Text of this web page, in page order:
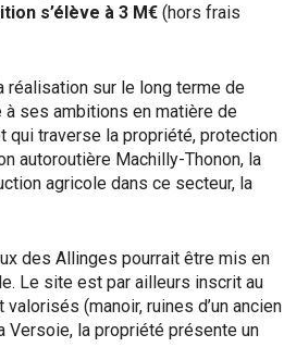
s’élève à 3 M€(hors frais
sur le long terme de
ses ambitions en matière de
qui traverse la propriété, protection
autoroutière Machilly-Thonon, la
agricole dans ce secteur, la
des Allinges pourrait être mis en
Le site est par ailleurs inscrit au
(manoir, ruines d’un ancien
Versoie, la propriété présente un